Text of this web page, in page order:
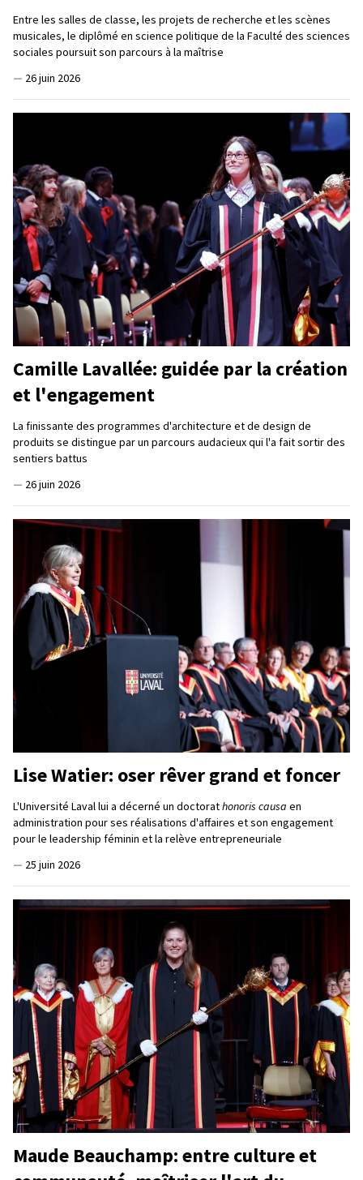
Entre les salles de classe, les projets de recherche et les scènes
musicales, le diplômé en science politique de la Faculté des sciences
sociales poursuit son parcours à la maîtrise
— 26 juin 2026
Camille Lavallée: guidée par la création
et l'engagement
La finissante des programmes d'architecture et de design de
produits se distingue par un parcours audacieux qui l'a fait sortir des
sentiers battus
— 26 juin 2026
Lise Watier: oser rêver grand et foncer
L'Université Laval lui a décerné un doctorathonoris causa en
administration pour ses réalisations d'affaires et son engagement
pour le leadership féminin et la relève entrepreneuriale
— 25 juin 2026
Maude Beauchamp: entre culture et